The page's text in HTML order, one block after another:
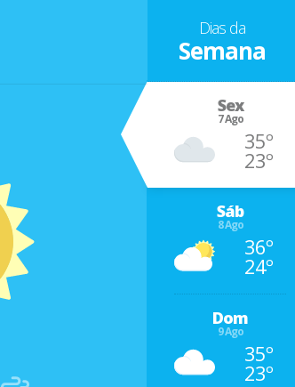
Dias da
Semana
Sex
7 Ago
35º
23º
Sáb
8 Ago
36º
24º
Dom
9 Ago
35º
23º